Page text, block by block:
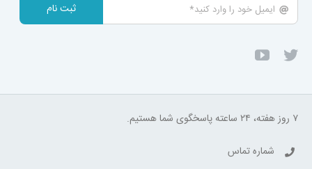
ثبت نام
۷ روز هفته، ۲۴ ساعته پاسخگوی شما هستیم.
شماره تماس